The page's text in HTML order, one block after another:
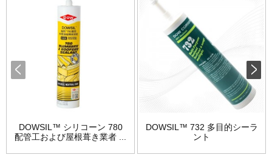
DOWSIL™ シリコーン 780
配管工および屋根葺き業者 ...
DOWSIL™ 732 多目的シーラ
ント